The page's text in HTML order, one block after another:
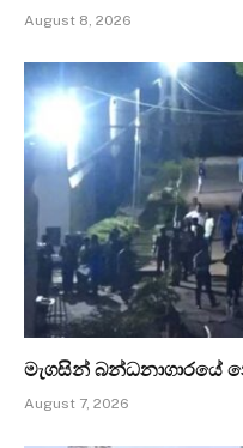
August 8, 2026
මැගසින් බන්ධනාගාරයේ
August 7, 2026